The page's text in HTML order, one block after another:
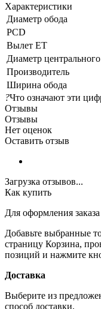
Характеристики
Диаметр обода
PCD
Вылет ET
Диаметр
Производитель
Ширина обода
?Что означают эти
Отзывы
Отзывы
Нет оценок
Оставить отзыв
Загрузка отзывов...
Как купить
Для оформления заказа
Добавьте выбранные
страницу Корзина,
позиций и нажмите
Доставка
Выберите из
способ доставки.